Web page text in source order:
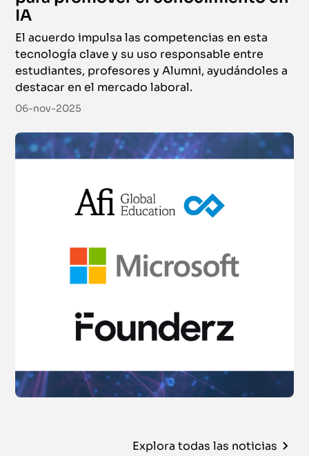
IA
El acuerdo impulsa las competencias en esta
tecnología clave y su uso responsable entre
estudiantes, profesores y Alumni, ayudándoles a
destacar en el mercado laboral.
06-nov-2025
Explora todas las noticias